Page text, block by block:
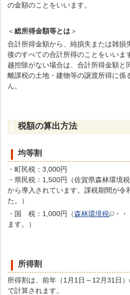
の金額のことをいいます。
＜総所得金額等とは＞
合計所得金額から、純損失または雑損
後のすべての合計所得のことをいいま
越控除がない場合は、合計所得金額と
離課税の土地・建物等の譲渡所得に係
ん。
税額の算出方法
均等割
・町民税：3,000円
・県民税：1,500円（佐賀県森林環境
から導入されています。課税期間が令
た。）
・国 税：1,000円（森林環境税
・
ます。）
所得割
所得割は、前年（1月1日～12月31日
で計算されます。